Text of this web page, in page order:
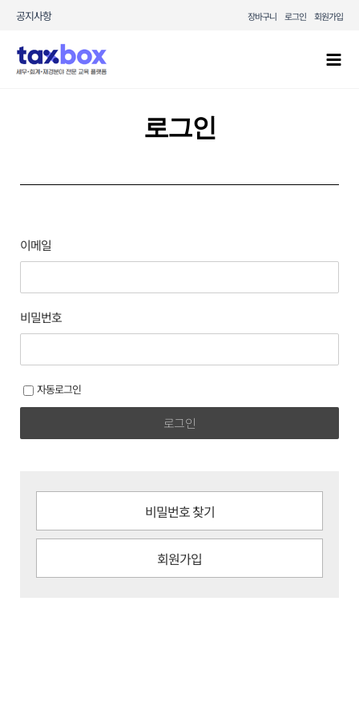
콘텐츠로
공지사항 장바구니 로그인 회원가입
로그인
이메일
비밀번호
자동로그인
로그인
비밀번호 찾기
회원가입